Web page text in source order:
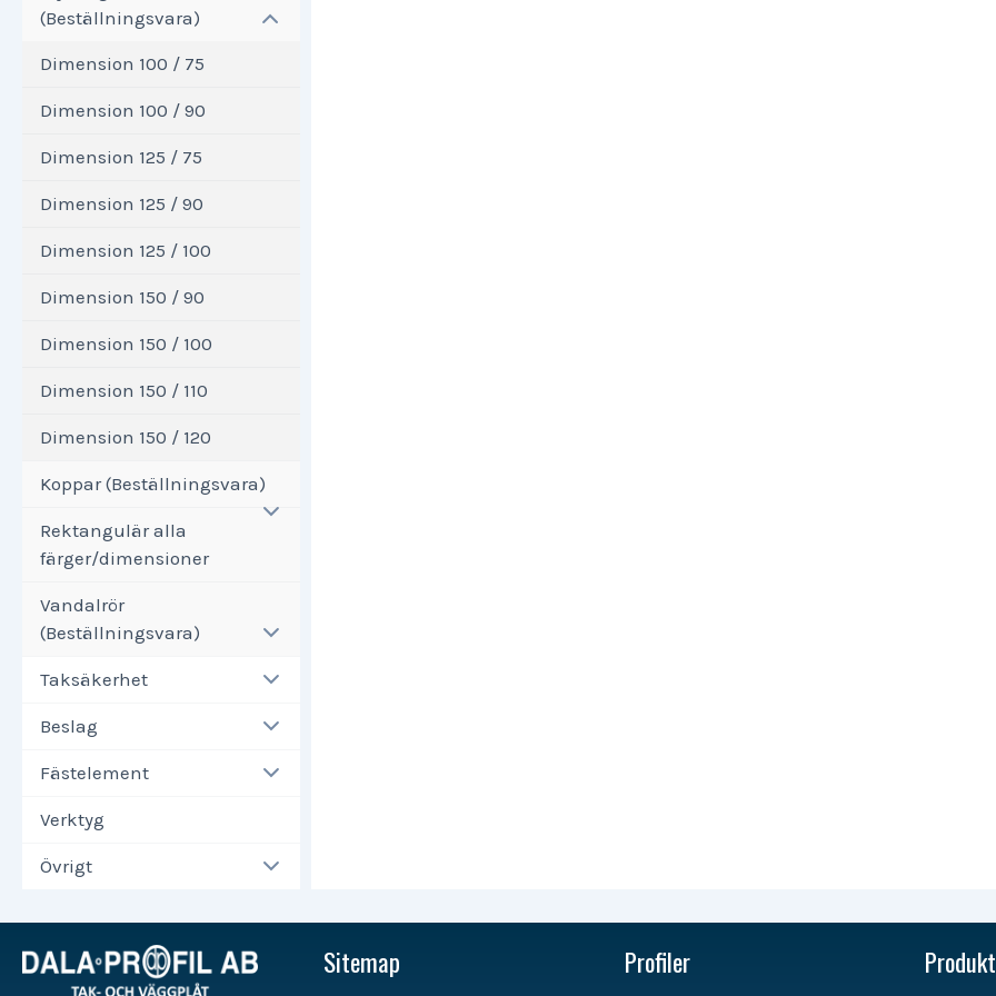
(Beställningsvara)
Dimension 100 / 75
Dimension 100 / 90
Dimension 125 / 75
Dimension 125 / 90
Dimension 125 / 100
Dimension 150 / 90
Dimension 150 / 100
Dimension 150 / 110
Dimension 150 / 120
Koppar (Beställningsvara)
Rektangulär alla
färger/dimensioner
Vandalrör
(Beställningsvara)
Taksäkerhet
Beslag
Fästelement
Verktyg
Övrigt
Sitemap Profiler